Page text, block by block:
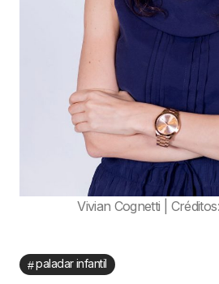
Vivian Cognetti |
paladar infantil